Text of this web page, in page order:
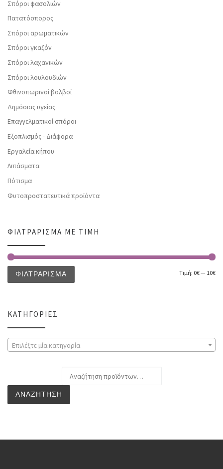
Σπόροι φασολιών
Πατατόσπορος
Σπόροι αρωματικών
Σπόροι γκαζόν
Σπόροι λαχανικών
Σπόροι λουλουδιών
Φθινοπωρινοί βολβοί
Δημόσιας υγείας
Επαγγελματικοί σπόροι
Εξοπλισμός - Διάφορα
Εργαλεία κήπου
Λιπάσματα
Πότισμα
Φυτοπροστατευτικά προϊόντα
ΦΙΛΤΡΆΡΙΣΜΑ ΜΕ ΤΙΜΉ
ΦΙΛΤΡΆΡΙΣΜΑ Τιμή: 0€— 10€
ΚΑΤΗΓΟΡΊΕΣ
Επιλέξτε μία κατηγορία
ΑΝΑΖΉΤΗΣΗ